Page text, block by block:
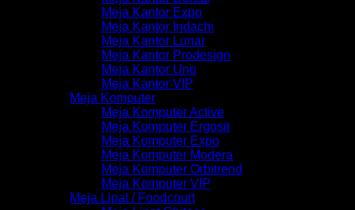
Meja Kantor Expo
Meja Kantor Indachi
Meja Kantor Lunar
Meja Kantor Prodesign
Meja Kantor Uno
Meja Kantor VIP
Meja Komputer
Meja Komputer Active
Meja Komputer Ergosit
Meja Komputer Expo
Meja Komputer Modera
Meja Komputer Orbitrend
Meja Komputer VIP
Meja Lipat / Foodcourt